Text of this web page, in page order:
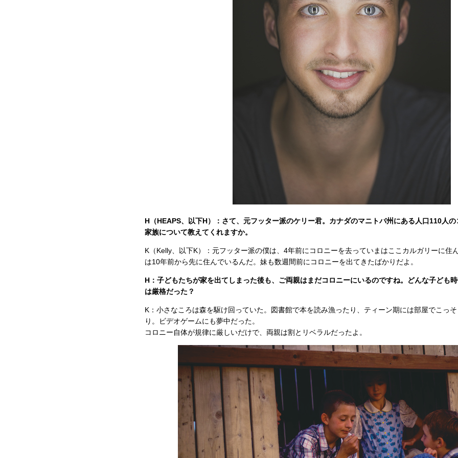
H（HEAPS、以下H）：さて、元フッター派のケリー君。カナダのマニトバ州にある人口110人の
家族について教えてくれますか。
K（Kelly、以下K）：元フッター派の僕は、4年前にコロニーを去っていまはここカルガリーに住
は10年前から先に住んでいるんだ。妹も数週間前にコロニーを出てきたばかりだよ。
H：子どもたちが家を出てしまった後も、ご両親はまだコロニーにいるのですね。どんな子ども
は厳格だった？
K：小さなころは森を駆け回っていた。図書館で本を読み漁ったり、ティーン期には部屋でこっ
り。ビデオゲームにも夢中だった。
コロニー自体が規律に厳しいだけで、両親は割とリベラルだったよ。